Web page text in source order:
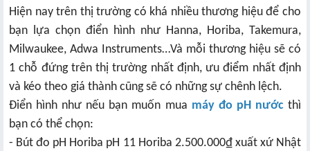
Hiện nay trên thị trường có khá nhiều thương hiệu để cho
bạn lựa chọn điển hình như Hanna, Horiba, Takemura,
Milwaukee, Adwa Instruments…Và mỗi thương hiệu sẽ có
1 chỗ đứng trên thị trường nhất định, ưu điểm nhất định
và kéo theo giá thành cũng sẽ có những sự chênh lệch.
Điển hình như nếu bạn muốn mua máy đo pH nướcthì
bạn có thể chọn:
- Bút đo pH Horiba pH 11 Horiba 2.500.000₫ xuất xứ Nhật